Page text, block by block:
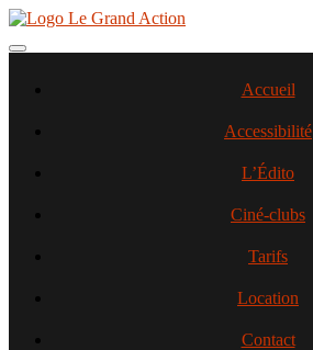
Aller
contenu
Toggle navigation
Accueil
Accessibilité
L’Édito
Ciné-clubs
Tarifs
Location
Contact